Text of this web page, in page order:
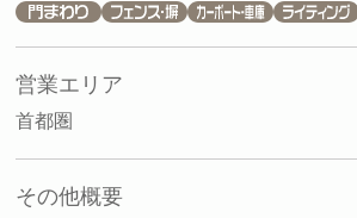
営業エリア
首都圏
その他概要